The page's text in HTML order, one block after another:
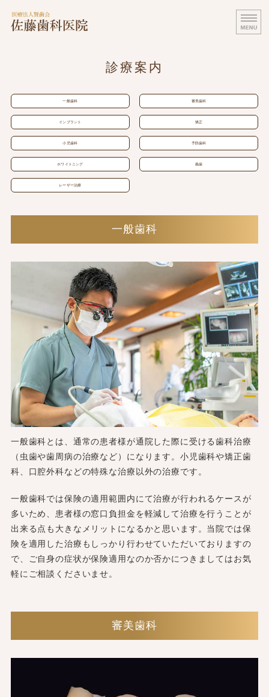
診療案内
医院案内・設備紹介
診療案内
一般歯科 審美歯科
インプラント 矯正
小児歯科 予防歯科
ホワイトニング 義歯
レーザー治療
一般歯科
一般歯科とは、通常の患者様が通院した際に受ける歯科治療
（虫歯や歯周病の治療など）になります。小児歯科や矯正歯
科、口腔外科などの特殊な治療以外の治療です。
一般歯科では保険の適用範囲内にて治療が行われるケースが
多いため、患者様の窓口負担金を軽減して治療を行うことが
出来る点も大きなメリットになるかと思います。当院では保
険を適用した治療もしっかり行わせていただいておりますの
で、ご自身の症状が保険適用なのか否かにつきましてはお気
軽にご相談くださいませ。
審美歯科